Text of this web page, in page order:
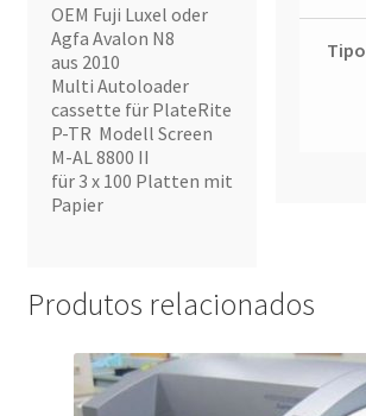
OEM Fuji Luxel oder
Agfa Avalon N8
aus 2010
Multi Autoloader
cassette für PlateRite
P-TR Modell Screen
M-AL 8800 II
für 3 x 100 Platten mit
Papier
Tipo
Produtos relacionados